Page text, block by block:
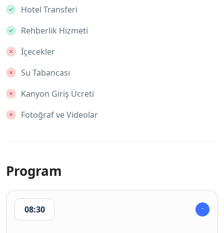
Hotel Transferi
Rehberlik Hizmeti
İçecekler
Su Tabancası
Kanyon Giriş Ücreti
Fotoğraf ve Videolar
Program
08:30